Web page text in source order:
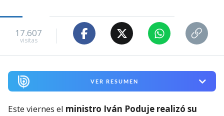
17.607
visitas
VER RESUMEN
Este viernes el ministro Iván Poduje realizó su